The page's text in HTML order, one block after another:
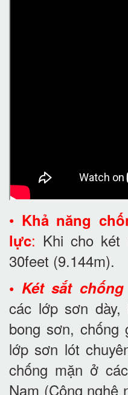
• Khả năng
lực: Khi cho
30feet (9.144m).
• Két sắt
các lớp sơn dày,
bong sơn,
lớp sơn lót
chống mặn ở
Nam (Công nghệ